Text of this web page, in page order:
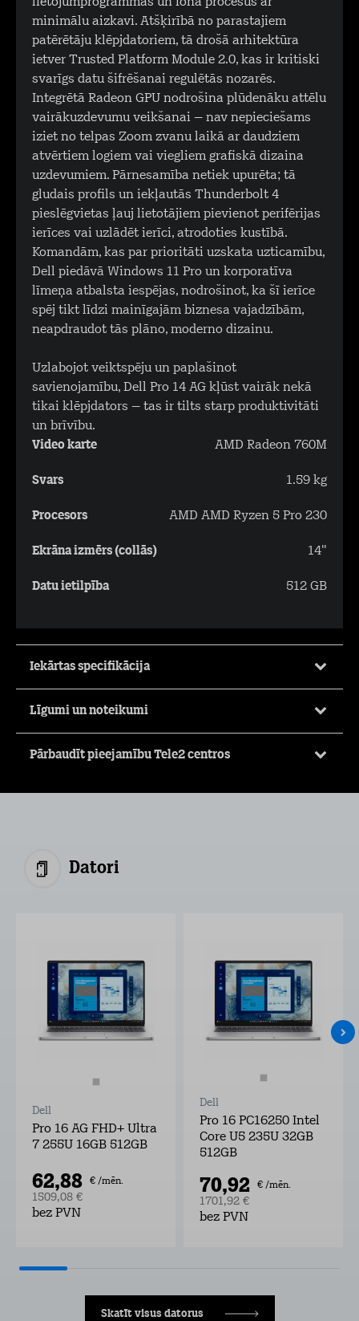
minimālu aizkavi. Atšķirībā no parastajiem
patērētāju klēpjdatoriem, tā drošā arhitektūra
ietver Trusted Platform Module 2.0, kas ir kritiski
svarīgs datu šifrēšanai regulētās nozarēs.
Integrētā Radeon GPU nodrošina plūdenāku attēlu
vairākuzdevumu veikšanai – nav nepieciešams
iziet no telpas Zoom zvanu laikā ar daudziem
atvērtiem logiem vai viegliem grafiskā dizaina
uzdevumiem. Pārnesamība netiek upurēta; tā
gludais profils un iekļautās Thunderbolt 4
pieslēgvietas ļauj lietotājiem pievienot perifērijas
ierīces vai uzlādēt ierīci, atrodoties kustībā.
Komandām, kas par prioritāti uzskata uzticamību,
Dell piedāvā Windows 11 Pro un korporatīva
līmeņa atbalsta iespējas, nodrošinot, ka šī ierīce
spēj tikt līdzi mainīgajām biznesa vajadzībām,
neapdraudot tās plāno, moderno dizainu.
Uzlabojot veiktspēju un paplašinot
savienojamību, Dell Pro 14 AG kļūst vairāk nekā
tikai klēpjdators – tas ir tilts starp produktivitāti
un brīvību.
Video karte
AMD Radeon 760M
Svars 1.59 kg
Procesors AMD AMD Ryzen 5 Pro 230
Ekrāna izmērs (collās) 14"
Datu ietilpība 512 GB
Iekārtas specifikācija
Līgumi un noteikumi
Pārbaudīt pieejamību Tele2 centros
Datori
Dell
Pro 16 AG FHD+ Ultra
7 255U 16GB 512GB
62,88 € /mēn.
1509,08 €
bez PVN
Dell
Pro 16 PC16250 Intel
Core U5 235U 32GB
512GB
70,92 € /mēn.
1701,92 €
bez PVN
Skatīt visus datorus